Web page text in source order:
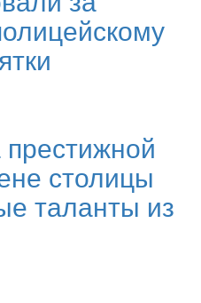
столицы
таланты из